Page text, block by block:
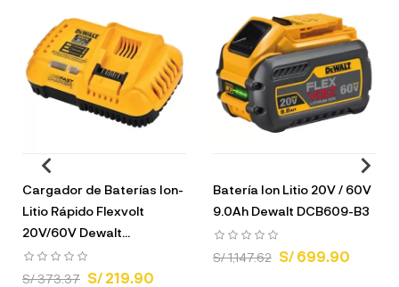
Cargador de Baterías Ion-
Litio Rápido Flexvolt
20V/60V Dewalt...
S/ 373.37 S/ 219.90
Batería Ion Litio 20V / 60V
9.0Ah Dewalt DCB609-B3
S/ 1,147.62 S/ 699.90